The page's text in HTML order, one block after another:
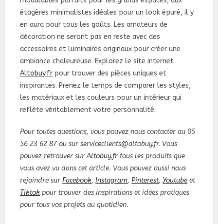
étagères minimalistes idéales pour un look épuré, il y
en aura pour tous les goûts. Les amateurs de
décoration ne seront pas en reste avec des
accessoires et luminaires originaux pour créer une
ambiance chaleureuse. Explorez le site internet
Altobuy.fr pour trouver des pièces uniques et
inspirantes. Prenez le temps de comparer les styles,
les matériaux et les couleurs pour un intérieur qui
reflète véritablement votre personnalité.
Pour toutes questions, vous pouvez nous contacter au 05
56 23 62 87 ou sur serviceclients@altobuy.fr. Vous
pouvez retrouver surAltobuy.fr tous les produits que
vous avez vu dans cet article. Vous pouvez aussi nous
rejoindre surFacebook,Instagram,Pinterest,Youtube et
Tiktok pour trouver des inspirations et idées pratiques
pour tous vos projets au quotidien.